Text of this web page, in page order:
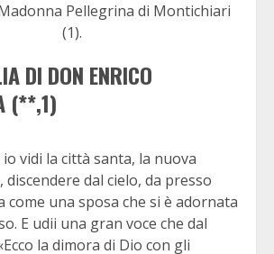
Pellegrina di Montichiari
(1).
DI DON ENRICO
(**,1)
vidi la città santa, la nuova
discendere dal cielo, da presso
come una sposa che si è adornata
E udii una gran voce che dal
la dimora di Dio con gli